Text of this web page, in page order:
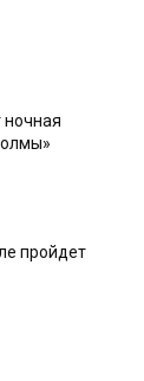
ночная
пройдет